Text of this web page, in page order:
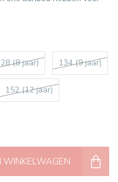
(8 jaar) 134 (9 jaar)
152 (12 jaar)
WINKELWAGEN